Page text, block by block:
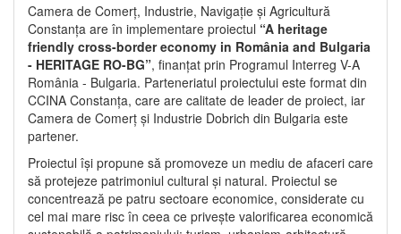
Camera de Comerț, Industrie, Navigație și Agricultură
Constanța are în implementare proiectul “A heritage
friendly cross-border economy in România and Bulgaria
- HERITAGE RO-BG”, finanțat prin Programul Interreg V-A
România - Bulgaria. Parteneriatul proiectului este format din
CCINA Constanța, care are calitate de leader de proiect, iar
Camera de Comerț și Industrie Dobrich din Bulgaria este
partener.
Proiectul își propune să promoveze un mediu de afaceri care
să protejeze patrimoniul cultural și natural. Proiectul se
concentrează pe patru sectoare economice, considerate cu
cel mai mare risc în ceea ce privește valorificarea economică